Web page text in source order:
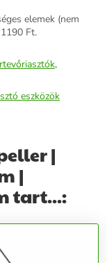
mindössze
van szerelve egy
szükség van rá.
elemek (nem
Ft.
,
eszközök
|
|
tart...: